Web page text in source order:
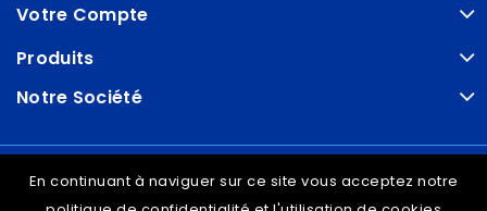
Votre Compte
Produits
Notre Société
© VDRAM - 2026
En continuant à naviguer sur ce site vous acceptez notre